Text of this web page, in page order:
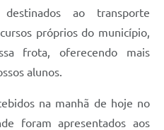
ao transporte
próprios do município,
frota, oferecendo mais
alunos.
na manhã de hoje no
foram apresentados aos